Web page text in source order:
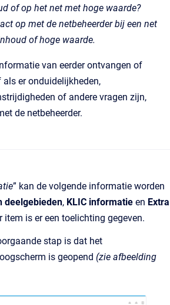
of op het net met hoge waarde?
op met de netbeheerder bij een net
of hoge waarde.
van eerder ontvangen of
er onduidelijkheden,
of andere vragen zijn,
de netbeheerder.
” kan de volgende informatie worden
deelgebieden, KLIC informatie en Extra
item is er een toelichting gegeven.
stap is dat het
is geopend (zie afbeelding